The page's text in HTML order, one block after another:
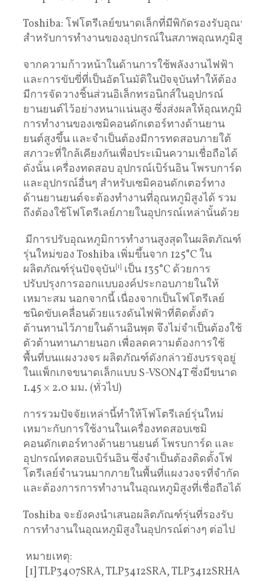
Toshiba: โฟโตรีเลย์ขนาดเล็กที่มีพิกัดรองรับอุณหภูมิ
สำหรับการทำงานของอุปกรณ์ในสภาพอุณหภูมิสูง
จากความก้าวหน้าในด้านการใช้พลังงานไฟฟ้า
และการขับขี่ที่เป็นอัตโนมัติในปัจจุบันทำให้ต้อง
มีการจัดวางชิ้นส่วนอิเล็กทรอนิกส์ในอุปกรณ์
ยานยนต์ไว้อย่างหนาแน่นสูง ซึ่งส่งผลให้อุณหภูมิ
การทำงานของเซมิคอนดักเตอร์ทางด้านยาน
ยนต์สูงขึ้น และจำเป็นต้องมีการทดสอบภายใต้
สภาวะที่ใกล้เคียงกันเพื่อประเมินความเชื่อถือได้
ดังนั้น เครื่องทดสอบ อุปกรณ์เบิร์นอิน โพรบการ์ด
และอุปกรณ์อื่นๆ สำหรับเซมิคอนดักเตอร์ทาง
ด้านยานยนต์จะต้องทำงานที่อุณหภูมิสูงได้ รวม
ถึงต้องใช้โฟโตรีเลย์ภายในอุปกรณ์เหล่านั้นด้วย
มีการปรับอุณหภูมิการทำงานสูงสุดในผลิตภัณฑ์
รุ่นใหม่ของ Toshiba เพิ่มขึ้นจาก 125°C ใน
ผลิตภัณฑ์รุ่นปัจจุบัน[1] เป็น 135°C ด้วยการ
ปรับปรุงการออกแบบองค์ประกอบภายในให้
เหมาะสม นอกจากนี้ เนื่องจากเป็นโฟโตรีเลย์
ชนิดขับเคลื่อนด้วยแรงดันไฟฟ้าที่ติดตั้งตัว
ต้านทานไว้ภายในด้านอินพุต จึงไม่จำเป็นต้องใช้
ตัวต้านทานภายนอก เพื่อลดความต้องการใช้
พื้นที่บนแผงวงจร ผลิตภัณฑ์ดังกล่าวยังบรรจุอยู่
ในแพ็กเกจขนาดเล็กแบบ S-VSON4T ซึ่งมีขนาด
1.45 × 2.0 มม. (ทั่วไป)
การรวมปัจจัยเหล่านี้ทำให้โฟโตรีเลย์รุ่นใหม่
เหมาะกับการใช้งานในเครื่องทดสอบเซมิ
คอนดักเตอร์ทางด้านยานยนต์ โพรบการ์ด และ
อุปกรณ์ทดสอบเบิร์นอิน ซึ่งจำเป็นต้องติดตั้งโฟ
โตรีเลย์จำนวนมากภายในพื้นที่แผงวงจรที่จำกัด
และต้องการการทำงานในอุณหภูมิสูงที่เชื่อถือได้
Toshiba จะยังคงนำเสนอผลิตภัณฑ์รุ่นที่รองรับ
การทำงานในอุณหภูมิสูงในอุปกรณ์ต่างๆ ต่อไป
หมายเหตุ:
[1] TLP3407SRA, TLP3412SRA, TLP3412SRHA